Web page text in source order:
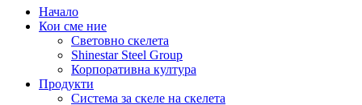
Начало
Кои сме ние
Световно скелета
Shinestar Steel Group
Корпоративна култура
Продукти
Система за скеле на скелета